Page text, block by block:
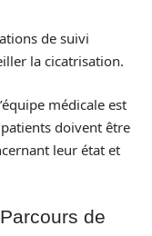
de suivi
la cicatrisation.
médicale est
doivent être
leur état et
de